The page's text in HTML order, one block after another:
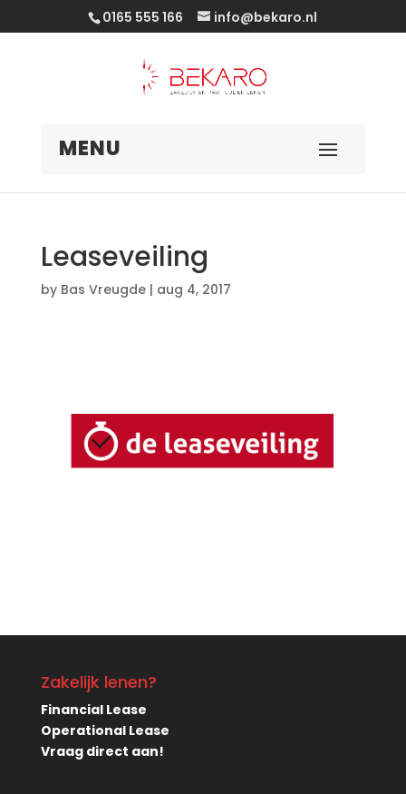
0165 555 166 info@bekaro.nl
Leaseveiling
by Bas Vreugde| aug 4, 2017
Zakelijk lenen?
Financial Lease
Operational Lease
Vraag direct aan!